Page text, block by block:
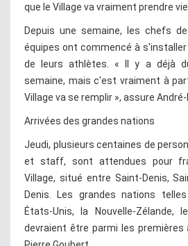
que le Village va vraiment prendre
Depuis une semaine, les chefs
équipes ont commencé à
de leurs athlètes. « Il y a déjà
semaine, mais c'est vraiment à
Village va se remplir », assure André-
Arrivées des grandes nations
Jeudi, plusieurs centaines de
et staff, sont attendues pour
Village, situé entre Saint-Denis,
Denis. Les grandes nations
États-Unis, la Nouvelle-Zélande,
devraient être parmi les premières